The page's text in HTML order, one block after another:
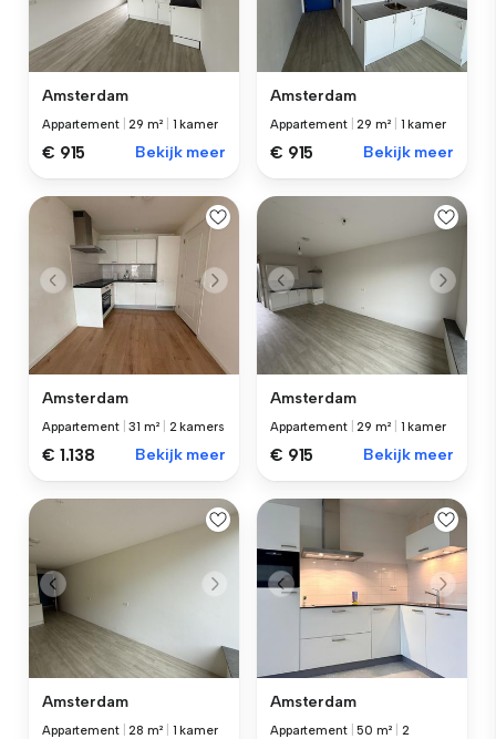
Amsterdam
Appartement |29 m² 1 kamer
€ 915 Bekijk meer
Amsterdam
Appartement |29 m² 1 kamer
€ 915 Bekijk meer
Amsterdam
Appartement |31 m² 2 kamers
€ 1.138 Bekijk meer
Amsterdam
Appartement |29 m² 1 kamer
€ 915 Bekijk meer
Amsterdam
Appartement |28 m² 1 kamer
Amsterdam
Appartement |50 m²
2